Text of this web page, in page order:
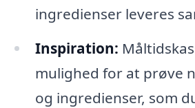
ingredienser leveres
Inspiration:
mulighed for at prøve
og ingredienser, som